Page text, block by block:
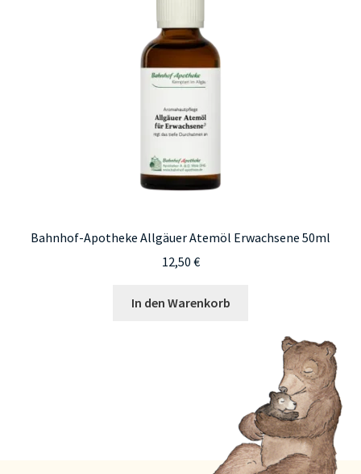
Bahnhof-Apotheke Allgäuer Atemöl Erwachsene 50ml
12,50 €
In den Warenkorb